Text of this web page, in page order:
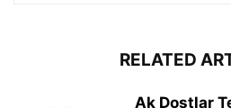
RELATED
Ak Dostlar